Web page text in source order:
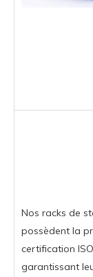
Nos racks de
possèdent la
certification
garantissant